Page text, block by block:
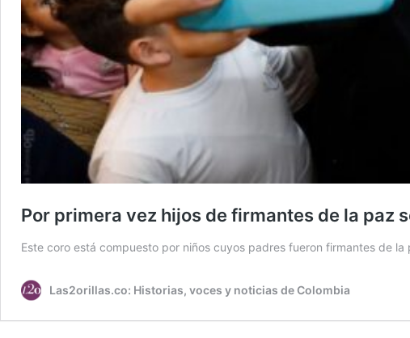
Por primera vez hijos de firmantes de la paz
Este coro está compuesto por niños cuyos padres fueron firmantes de
Las2orillas.co: Historias, voces y noticias de Colombia